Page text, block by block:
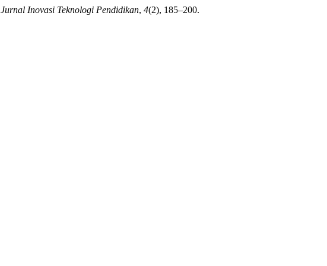
Jurnal Inovasi Teknologi Pendidikan, 4(2), 185–200.